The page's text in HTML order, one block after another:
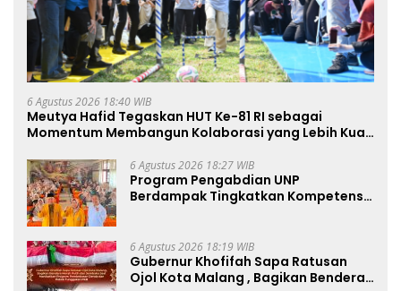
6 Agustus 2026 18:40 WIB
Meutya Hafid Tegaskan HUT Ke-81 RI sebagai
Momentum Membangun Kolaborasi yang Lebih Kuat
6 Agustus 2026 18:27 WIB
Program Pengabdian UNP
Berdampak Tingkatkan Kompetensi
6 Agustus 2026 18:19 WIB
Gubernur Khofifah Sapa Ratusan
Ojol Kota Malang , Bagikan Bendera